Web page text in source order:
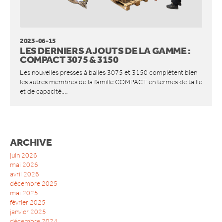
DÉTAIL ALIMENTAIRE
DÉTAILLANTS NON ALIMENTAIRE
HÔTELS ET RESTAURANTS
RESTAURATION RAPIDE
INDUSTRIE MANUFACTURIÈRE
QUI SOMMES-NOUS
COMPACT IS IMPACT
LES VALEURS D’ORWAK
PROUD TO BUILD ORWAK
50 ANS D’INNOVATION
L’HISTOIRE DE L’ENTREPRISE
CERTIFICATS ISO
2023-06-15
LES DERNIERS AJOUTS DE LA GAMME :
COMPACT 3075 & 3150
Les nouvelles presses à balles 3075 et 3150 complètent bien
les autres membres de la famille COMPACT en termes de taille
et de capacité.…
ARCHIVE
juin 2026
mai 2026
avril 2026
décembre 2025
mai 2025
février 2025
janvier 2025